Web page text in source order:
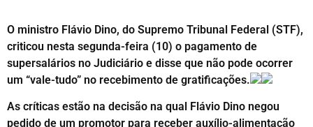
O ministro Flávio Dino, do Supremo Tribunal Federal (STF),
criticou nesta segunda-feira (10) o pagamento de
supersalários no Judiciário e disse que não pode ocorrer
um “vale-tudo” no recebimento de gratificações.
As críticas estão na decisão na qual Flávio Dino negou
pedido de um promotor para receber auxílio-alimentação